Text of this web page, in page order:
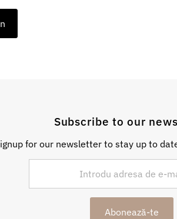
Subscribe to our
for our newsletter to stay up to
Abonează-te